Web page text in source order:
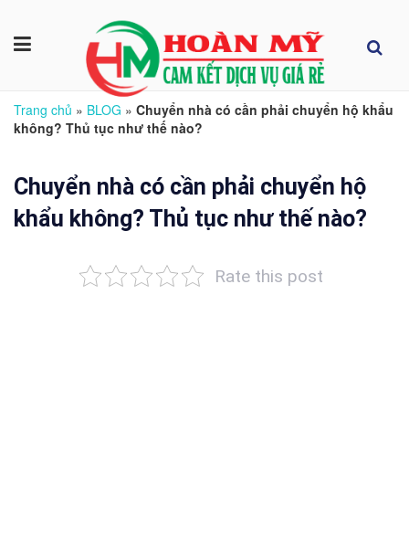
Trang chủ » BLOG » Chuyển nhà có cần phải chuyển hộ khẩu
không? Thủ tục như thế nào?
Chuyển nhà có cần phải chuyển hộ
khẩu không? Thủ tục như thế nào?
Rate this post